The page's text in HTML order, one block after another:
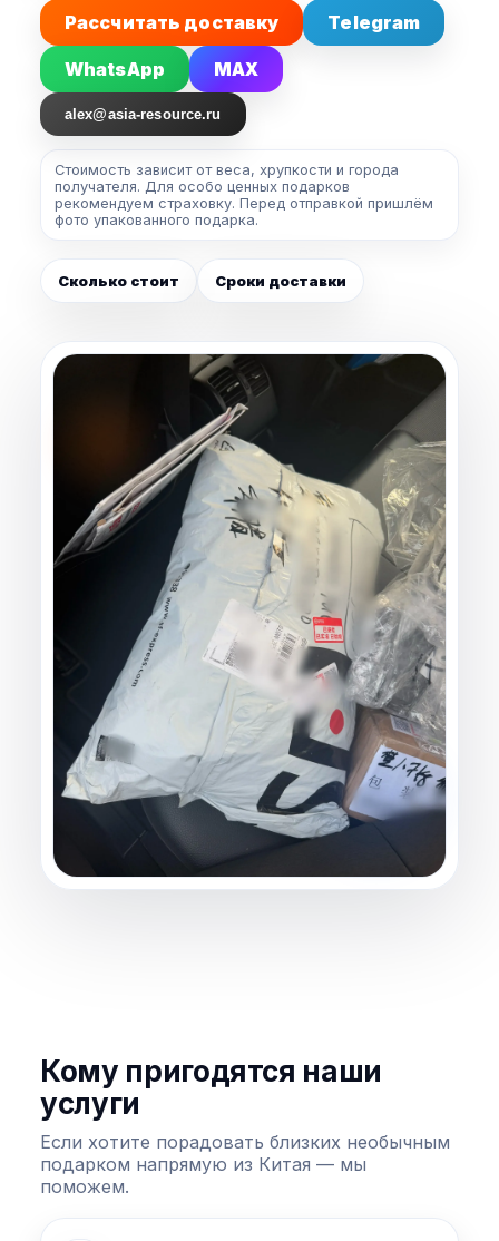
Рассчитать доставку Telegram
WhatsApp MAX
alex@asia-resource.ru
Стоимость зависит от веса, хрупкости и города
получателя. Для особо ценных подарков
рекомендуем страховку. Перед отправкой пришлём
фото упакованного подарка.
Сколько стоит Сроки доставки
Кому пригодятся наши
услуги
Если хотите порадовать близких необычным
подарком напрямую из Китая — мы
поможем.